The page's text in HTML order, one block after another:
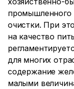
промышленного
очистки. При
на качество
для многих
содержание
малыми